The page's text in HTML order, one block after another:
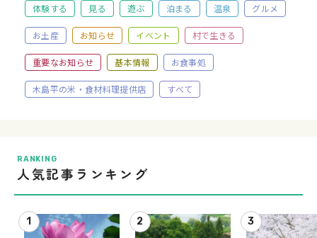
体験する 見る 遊ぶ 泊まる 温泉 グルメ
お土産 お知らせ イベント 村で生きる
重要なお知らせ 基本情報 お食事処
木島平の米・食材料理提供店 すべて
RANKING
人気記事ランキング